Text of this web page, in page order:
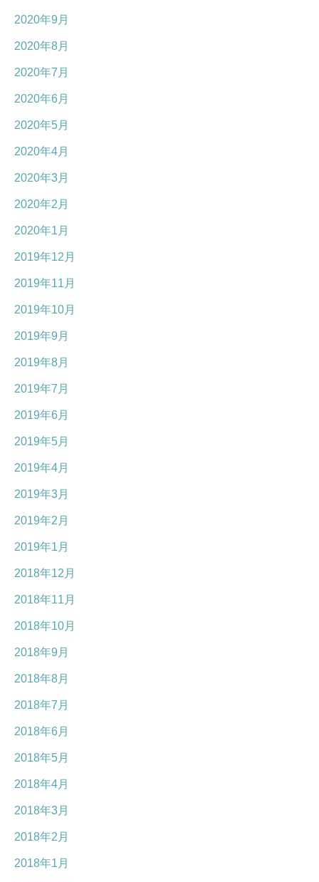
2020年9月
2020年8月
2020年7月
2020年6月
2020年5月
2020年4月
2020年3月
2020年2月
2020年1月
2019年12月
2019年11月
2019年10月
2019年9月
2019年8月
2019年7月
2019年6月
2019年5月
2019年4月
2019年3月
2019年2月
2019年1月
2018年12月
2018年11月
2018年10月
2018年9月
2018年8月
2018年7月
2018年6月
2018年5月
2018年4月
2018年3月
2018年2月
2018年1月